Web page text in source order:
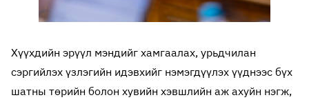
Хүүхдийн эрүүл мэндийг хамгаалах, урьдчилан
сэргийлэх үзлэгийн идэвхийг нэмэгдүүлэх үүднээс бүх
шатны төрийн болон хувийн хэвшлийн аж ахуйн нэгж,